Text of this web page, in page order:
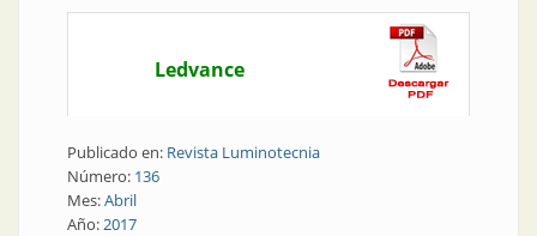
Ledvance
Publicado en: Revista Luminotecnia
Número: 136
Mes:Abril
Año:2017